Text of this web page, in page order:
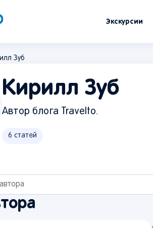
Экскурсии
Зуб
Кирилл Зуб
Автор блога Travelto.
6 статей